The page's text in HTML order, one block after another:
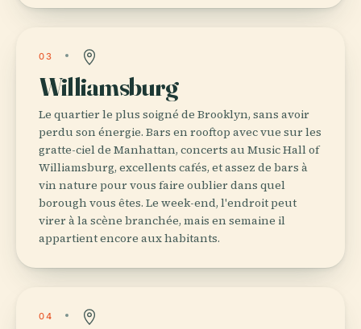
03
Williamsburg
Le quartier le plus soigné de Brooklyn, sans avoir
perdu son énergie. Bars en rooftop avec vue sur les
gratte-ciel de Manhattan, concerts au Music Hall of
Williamsburg, excellents cafés, et assez de bars à
vin nature pour vous faire oublier dans quel
borough vous êtes. Le week-end, l'endroit peut
virer à la scène branchée, mais en semaine il
appartient encore aux habitants.
04